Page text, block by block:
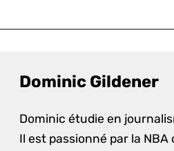
Dominic Gildener
Dominic étudie en
Il est passionné par la NBA